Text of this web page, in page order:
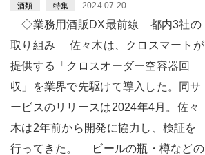
酒類 特集 2024.07.20
◇業務用酒販DX最前線 都内3社の
取り組み 佐々木は、クロスマートが
提供する「クロスオーダー空容器回
収」を業界で先駆けて導入した。同サ
ービスのリリースは2024年4月。佐々
木は2年前から開発に協力し、検証を
行ってきた。 ビールの瓶・樽などの